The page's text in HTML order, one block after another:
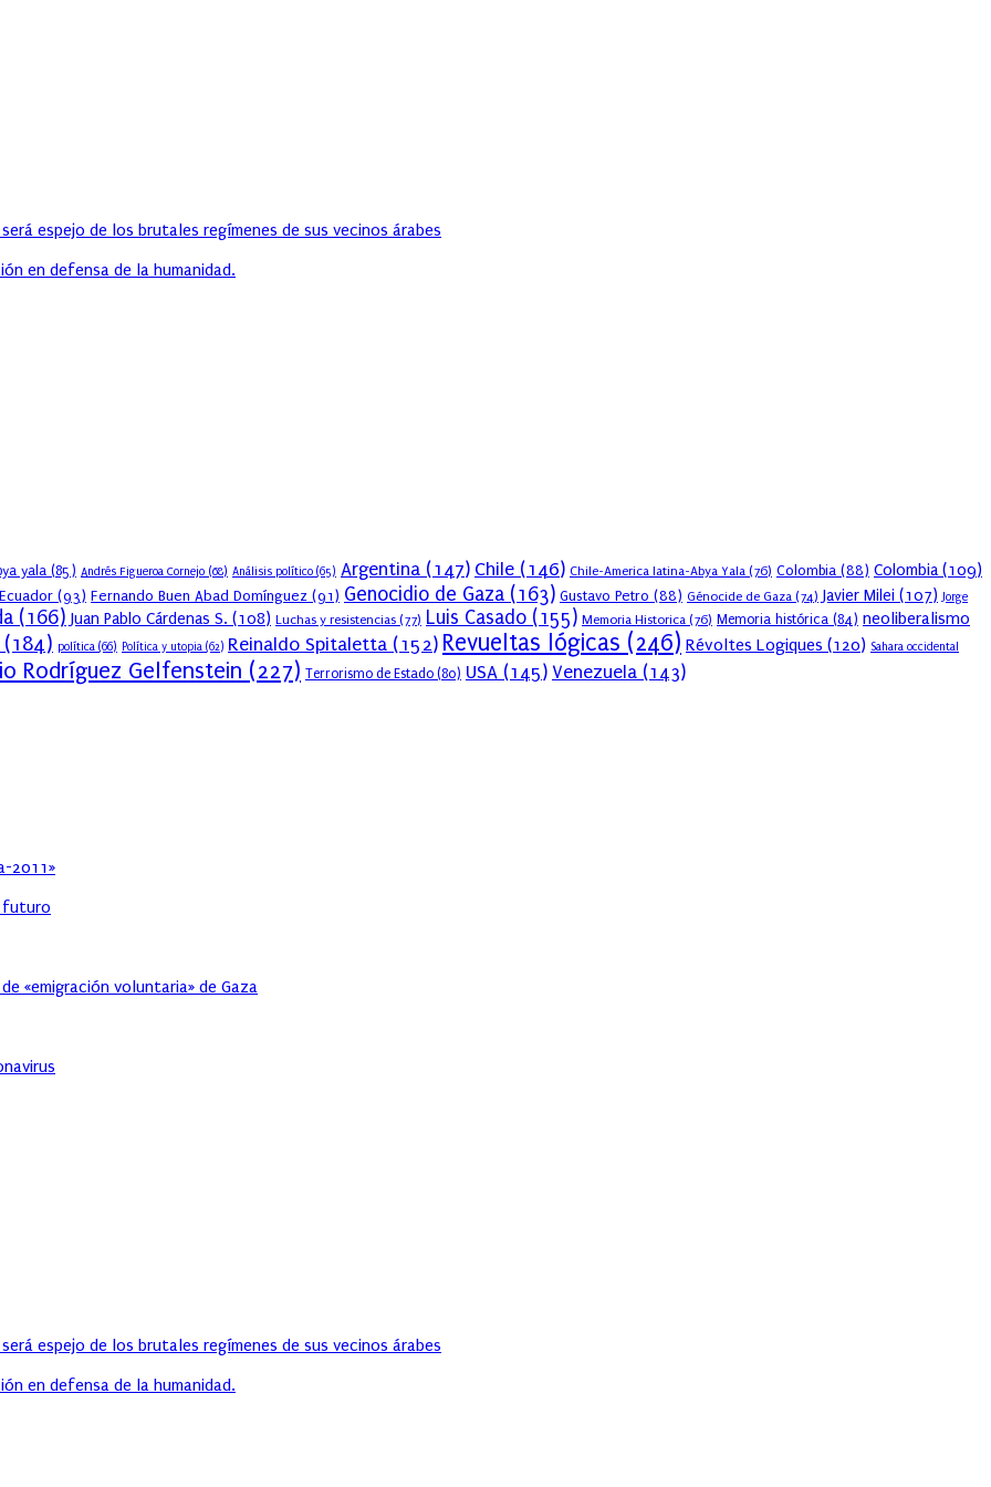
espejo de los brutales regímenes de sus vecinos árabes
en defensa de la humanidad.
yala (85) Andrés Figueroa Cornejo (68) Análisis político (65) Argentina (147) Chile (146) Chile-America latina-Abya Yala (76) Colombia (88) Colombia(109)
Ecuador (93) Fernando Buen Abad Domínguez (91) Genocidio de Gaza (163) Gustavo Petro (88) Génocide de Gaza (74) Javier Milei (107) Jorge
(166) Juan Pablo Cárdenas S. (108) Luchas y resistencias (77) Luis Casado (155) Memoria Historica (76) Memoria histórica (84) neoliberalismo
(184) política (66) Política y utopia (62) Reinaldo Spitaletta (152) Revueltas lógicas (246) Révoltes Logiques (120) Sahara occidental
Rodríguez Gelfenstein (227) Terrorismo de Estado (80) USA (145) Venezuela (143)
2011»
futuro
«emigración voluntaria» de Gaza
espejo de los brutales regímenes de sus vecinos árabes
en defensa de la humanidad.